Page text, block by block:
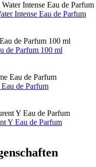
Intense Eau de Parfum
de Parfum 100 ml
de Parfum
Y Eau de Parfum